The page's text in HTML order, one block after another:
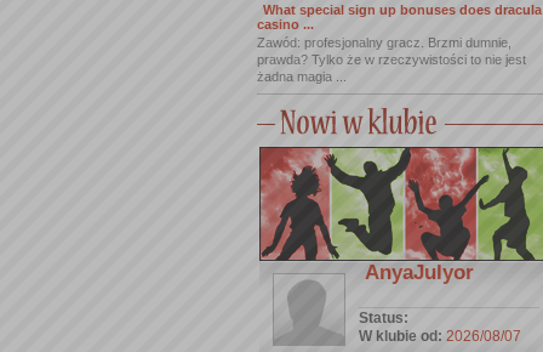
What special sign up bonuses does dracula
casino ...
Zawód: profesjonalny gracz. Brzmi dumnie,
prawda? Tylko że w rzeczywistości to nie jest
żadna magia ...
AnyaJulyor
Status:
W klubie od: 2026/08/07